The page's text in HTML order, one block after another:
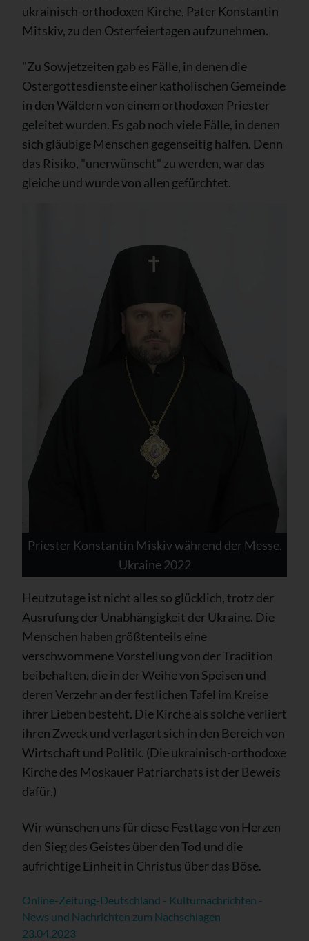
ukrainisch-orthodoxen Kirche, Pater Konstantin
Mitskiv, zu den Osterfeiertagen aufzunehmen.
"Zu Sowjetzeiten gab es Fälle, in denen die
Ostergottesdienste einer katholischen Gemeinde
in den Wäldern von einem orthodoxen Priester
geleitet wurden. Es gab noch viele Fälle, in denen
sich gläubige Menschen gegenseitig halfen. Denn
das Risiko, "unerwünscht" zu werden, war das
gleiche und wurde von allen gefürchtet.
Priester Konstantin Miskiv während der Messe.
Ukraine 2022
Heutzutage ist nicht alles so glücklich, trotz der
Ausrufung der Unabhängigkeit der Ukraine. Die
Menschen haben größtenteils eine
verschwommene Vorstellung von der Tradition
beibehalten, die in der Weihe von Speisen und
deren Verzehr an der festlichen Tafel im Kreise
ihrer Lieben besteht. Die Kirche als solche verliert
ihren Zweck und verlagert sich in den Bereich von
Wirtschaft und Politik. (Die ukrainisch-orthodoxe
Kirche des Moskauer Patriarchats ist der Beweis
dafür.)
Wir wünschen uns für diese Festtage von Herzen
den Sieg des Geistes über den Tod und die
aufrichtige Einheit in Christus über das Böse.
Online-Zeitung-Deutschland - Kulturnachrichten -
News und Nachrichten zum Nachschlagen
23.04.2023